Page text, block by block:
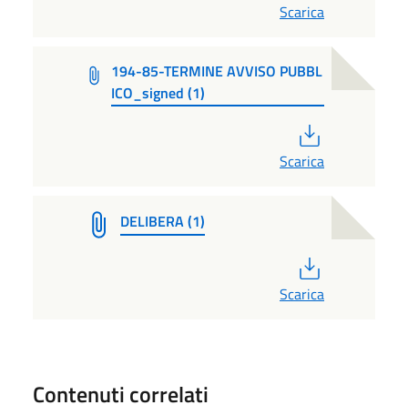
Scarica
194-85-TERMINE AVVISO PUBBL
ICO_signed (1)
Scarica
DELIBERA (1)
Scarica
Contenuti correlati